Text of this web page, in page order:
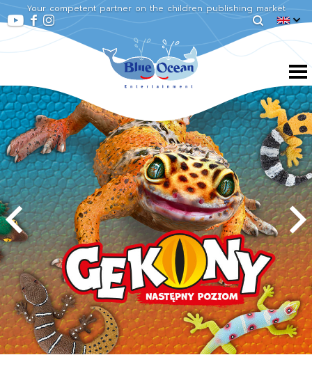
Your competent partner on the children publishing market